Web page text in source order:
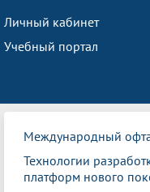
Личный кабинет
Учебный портал
Международный
Технологии
платформ нового